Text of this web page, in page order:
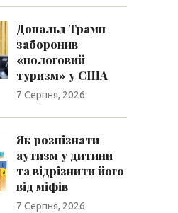
Дональд Трамп
заборонив
«пологовий
туризм» у США
7 Серпня, 2026
Як розпізнати
аутизм у дитини
та відрізнити його
від міфів
7 Серпня, 2026